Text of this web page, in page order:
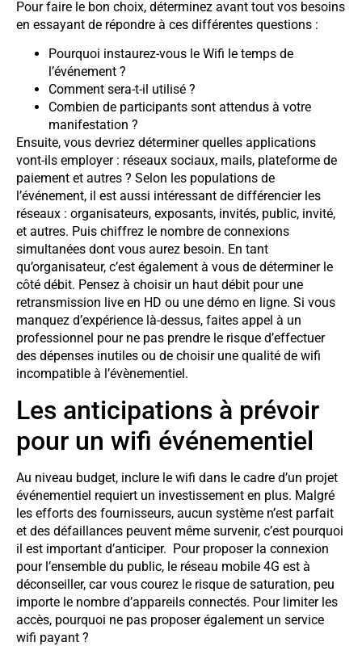
Pour faire le bon choix, déterminez avant tout vos besoins
en essayant de répondre à ces différentes questions :
Pourquoi instaurez-vous le Wifi le temps de
l’événement ?
Comment sera-t-il utilisé ?
Combien de participants sont attendus à votre
manifestation ?
Ensuite, vous devriez déterminer quelles applications
vont-ils employer : réseaux sociaux, mails, plateforme de
paiement et autres ? Selon les populations de
l’événement, il est aussi intéressant de différencier les
réseaux : organisateurs, exposants, invités, public, invité,
et autres. Puis chiffrez le nombre de connexions
simultanées dont vous aurez besoin. En tant
qu’organisateur, c’est également à vous de déterminer le
côté débit. Pensez à choisir un haut débit pour une
retransmission live en HD ou une démo en ligne. Si vous
manquez d’expérience là-dessus, faites appel à un
professionnel pour ne pas prendre le risque d’effectuer
des dépenses inutiles ou de choisir une qualité de wifi
incompatible à l’évènementiel.
Les anticipations à prévoir
pour un wifi événementiel
Au niveau budget, inclure le wifi dans le cadre d’un projet
événementiel requiert un investissement en plus. Malgré
les efforts des fournisseurs, aucun système n’est parfait
et des défaillances peuvent même survenir, c’est pourquoi
il est important d’anticiper. Pour proposer la connexion
pour l’ensemble du public, le réseau mobile 4G est à
déconseiller, car vous courez le risque de saturation, peu
importe le nombre d’appareils connectés. Pour limiter les
accès, pourquoi ne pas proposer également un service
wifi payant ?